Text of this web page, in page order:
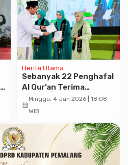
Berita Utama
Sebanyak 22 Penghafal
Al Qur’an Terima
Penghargaan dari
Pemprov Jawa Tengah
calendar_month
Minggu, 4 Jan 2026 | 18:08
WIB